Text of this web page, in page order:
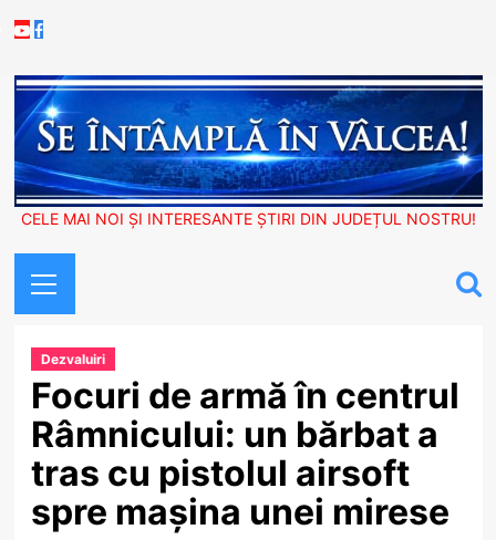
to
Youtube
Facebook
CELE MAI NOI ȘI INTERESANTE ȘTIRI DIN JUDEȚUL NOSTRU!
Menu
Dezvaluiri
Focuri de armă în centrul
Râmnicului: un bărbat a
tras cu pistolul airsoft
spre mașina unei mirese